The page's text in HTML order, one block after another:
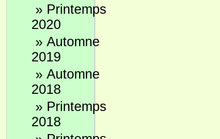
» Printemps
2020
» Automne
2019
» Automne
2018
» Printemps
2018